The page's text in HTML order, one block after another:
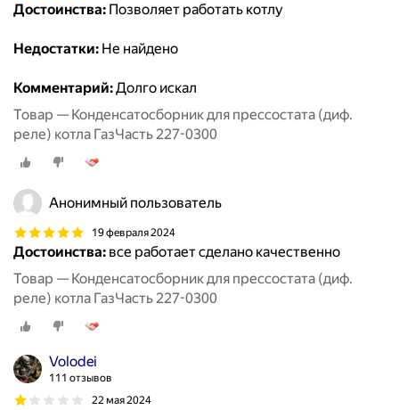
Достоинства: Позволяет работать котлу
Недостатки: Не найдено
Комментарий:Долго искал
Товар — Конденсатосборник для прессостата (диф.
реле) котла ГазЧасть 227-0300
Анонимный пользователь
19 февраля 2024
Достоинства: все работает сделано качественно
Товар — Конденсатосборник для прессостата (диф.
реле) котла ГазЧасть 227-0300
Volodei
111 отзывов
22 мая 2024